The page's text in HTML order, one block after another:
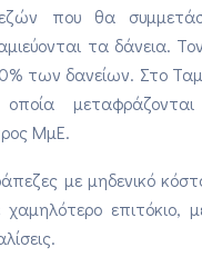
που θα
τα δάνεια.
των δανείων. Στο
ΜμΕ.
με μηδενικό
επιτόκιο,